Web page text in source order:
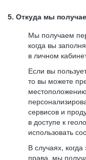
5. Откуда мы
Мы получаем
когда вы
в личном
Если вы
то вы можете
сервисов и
в доступе к
использовать
В случаях,
права, мы